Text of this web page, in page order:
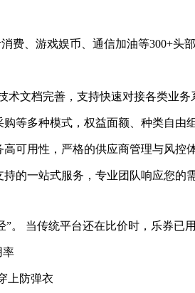
费、游戏娱币、通信加油等300+头
术文档完善，支持快速对接各类业
等多种模式，权益面额、种类自由
可用性，严格的供应商管理与风控
的一站式服务，专业团队响应您的
。 当传统平台还在比价时，乐券
率
上防弹衣